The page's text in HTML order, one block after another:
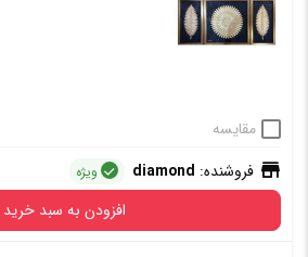
مقایسه
فروشنده: diamond ویژه
افزودن به سبد خرید